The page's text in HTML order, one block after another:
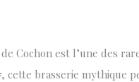
Cochon est l’une des
cette brasserie mythique